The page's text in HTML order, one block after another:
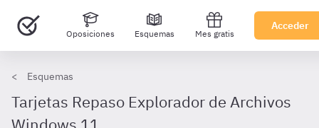
Oposiciones Esquemas Mes gratis
Acceder
Esquemas
Tarjetas Repaso Explorador de Archivos